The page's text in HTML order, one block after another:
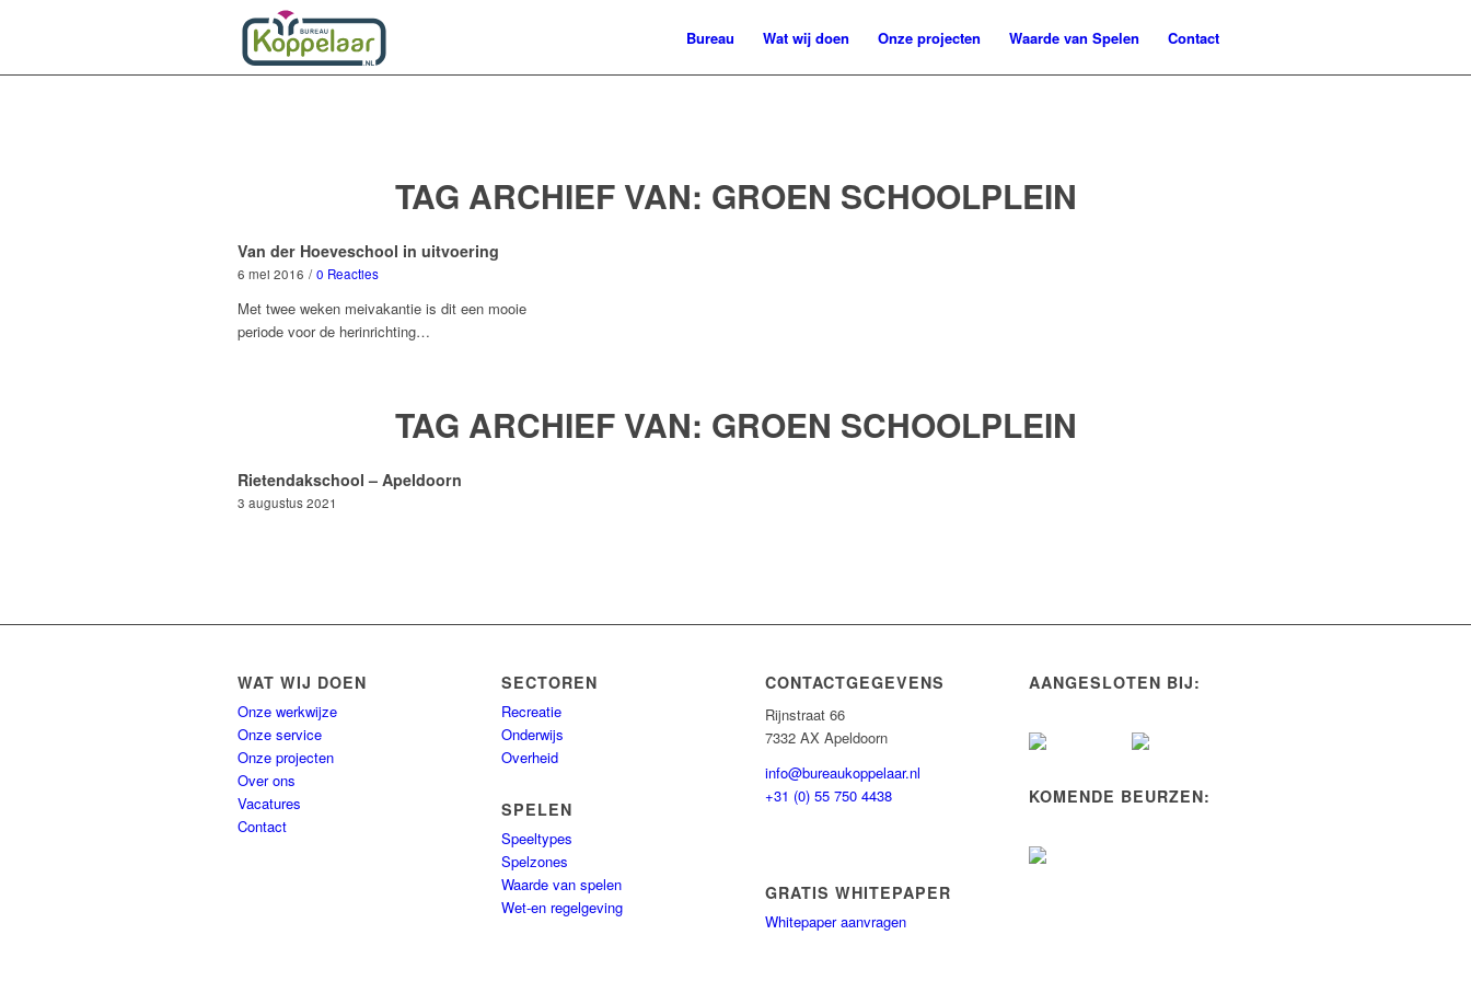
Bureau Wat wij doen Onze projecten Waarde van Spelen Contact
TAG ARCHIEF VAN: GROEN SCHOOLPLEIN
Van der Hoeveschool in uitvoering
6 mei 2016 / 0 Reacties
Met twee weken meivakantie is dit een mooie
periode voor de herinrichting…
TAG ARCHIEF VAN: GROEN SCHOOLPLEIN
Rietendakschool – Apeldoorn
3 augustus 2021
WAT WIJ DOEN
Onze werkwijze
Onze service
Onze projecten
Over ons
Vacatures
Contact
SECTOREN
Recreatie
Onderwijs
Overheid
SPELEN
Speeltypes
Spelzones
Waarde van spelen
Wet-en regelgeving
CONTACTGEGEVENS
Rijnstraat 66
7332 AX Apeldoorn
info@bureaukoppelaar.nl
+31 (0) 55 750 4438
GRATIS WHITEPAPER
Whitepaper aanvragen
AANGESLOTEN BIJ:
KOMENDE BEURZEN: